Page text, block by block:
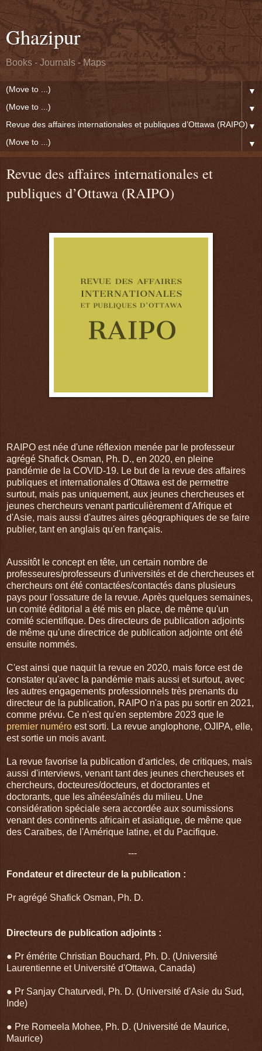
Ghazipur
Books - Journals - Maps
▼
▼
▼
▼
Revue des affaires internationales et
publiques d’Ottawa (RAIPO)
RAIPO est née d'une réflexion menée par le professeur
agrégé Shafick Osman, Ph. D., en 2020, en pleine
pandémie de la COVID-19. Le but de la revue des affaires
publiques et internationales d'Ottawa est de permettre
surtout, mais pas uniquement, aux jeunes chercheuses et
jeunes chercheurs venant particulièrement d'Afrique et
d'Asie, mais aussi d'autres aires géographiques de se faire
publier, tant en anglais qu'en français.
Aussitôt le concept en tête, un certain nombre de
professeures/professeurs d'universités et de chercheuses et
chercheurs ont été contactées/contactés dans plusieurs
pays pour l'ossature de la revue. Après quelques semaines,
un comité éditorial a été mis en place, de même qu'un
comité scientifique. Des directeurs de publication adjoints
de même qu'une directrice de publication adjointe ont été
ensuite nommés.
C'est ainsi que naquit la revue en 2020, mais force est de
constater qu'avec la pandémie mais aussi et surtout, avec
les autres engagements professionnels très prenants du
directeur de la publication, RAIPO n'a pas pu sortir en 2021,
comme prévu. Ce n'est qu'en septembre 2023 que le
premier numéro est sorti. La revue anglophone, OJIPA, elle,
est sortie un mois avant.
La revue favorise la publication d'articles, de critiques, mais
aussi d'interviews, venant tant des jeunes chercheuses et
chercheurs, docteures/docteurs, et doctorantes et
doctorants, que les aînées/aînés du milieu. Une
considération spéciale sera accordée aux soumissions
venant des continents africain et asiatique, de même que
des Caraïbes, de l'Amérique latine, et du Pacifique.
---
Fondateur et directeur de la publication :
Pr agrégé Shafick Osman, Ph. D.
Directeurs de publication adjoints :
● Pr émérite Christian Bouchard, Ph. D. (Université
Laurentienne et Université d'Ottawa, Canada)
● Pr Sanjay Chaturvedi, Ph. D. (Université d'Asie du Sud,
Inde)
● Pre Romeela Mohee, Ph. D. (Université de Maurice,
Maurice)